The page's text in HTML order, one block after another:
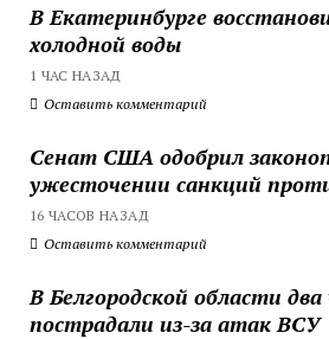
В Екатеринбурге
холодной воды
1 ЧАС НАЗАД
Оставить комментарий
Сенат США одобрил
ужесточении санкций
16 ЧАСОВ НАЗАД
Оставить комментарий
В Белгородской области два
пострадали из-за атак ВСУ